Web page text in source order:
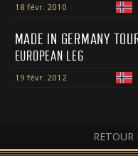
18 févr. 2010
MADE IN GERMANY
EUROPEAN LEG
19 févr. 2012
RETOUR